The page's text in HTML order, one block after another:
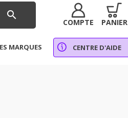
search
COMPTE PANIER
MARQUES CENTRE D'AIDE